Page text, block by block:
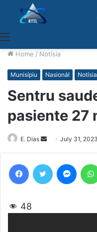
Home / Notísia
Munisípiu Nasionál Notísia
Sentru
pasiente 27
E. Dias
Send
an
July 31, 2023
48